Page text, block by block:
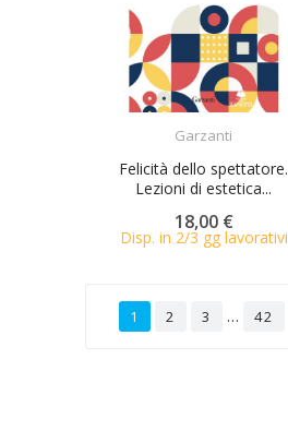
Garzanti
Felicità dello spettatore.
Lezioni di estetica...
18,00 €
Disp. in 2/3 gg lavorativi
1 2 3 … 42